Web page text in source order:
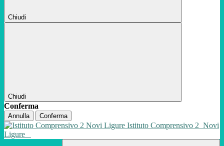
Chiudi
Chiudi
Conferma
Annulla Conferma
Istituto Comprensivo 2 Novi
Ligure